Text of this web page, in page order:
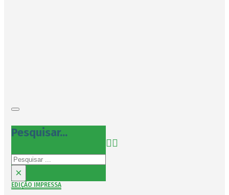
Pesquisar...
Pesquisar
×
EDIÇÃO IMPRESSA